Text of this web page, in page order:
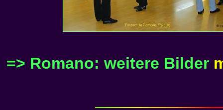
=> Romano: weitere Bilder